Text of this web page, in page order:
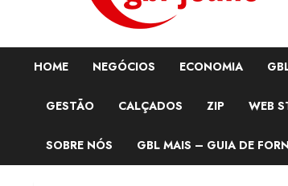
HOME NEGÓCIOS ECONOMIA
GESTÃO CALÇADOS ZIP WEB
SOBRE NÓS GBL MAIS – GUIA DE